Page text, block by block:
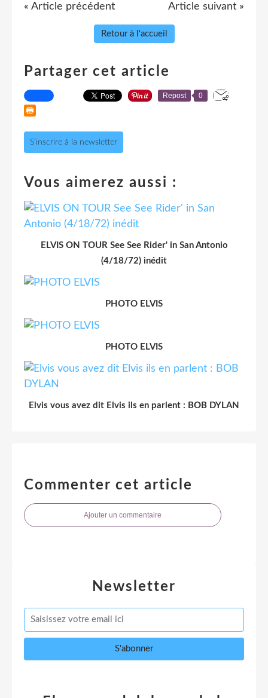
« Article précédent Article suivant »
Retour à l'accueil
Partager cet article
Repost 0
S'inscrire à la newsletter
Vous aimerez aussi :
ELVIS ON TOUR See See Rider' in San Antonio
(4/18/72) inédit
PHOTO ELVIS
PHOTO ELVIS
Elvis vous avez dit Elvis ils en parlent : BOB DYLAN
Commenter cet article
Ajouter un commentaire
Newsletter